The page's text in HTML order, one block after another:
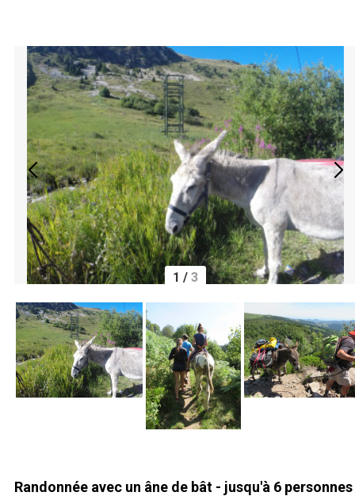
1 / 3
Randonnée avec un âne de bât - jusqu'à 6 personnes